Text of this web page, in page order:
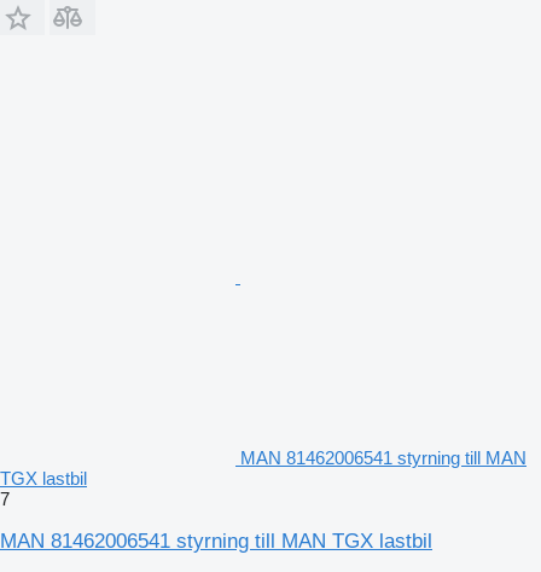
MAN 81462006541 styrning till MAN
TGX lastbil
7
MAN 81462006541 styrning till MAN TGX lastbil